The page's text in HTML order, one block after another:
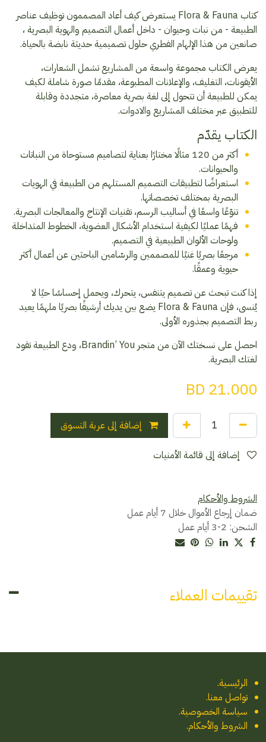
كتاب Flora & Fauna يستعرض كيف أعاد المصممون توظيف عناصر
الطبيعة - من نبات وحيوان - داخل أعمال التصميم والهوية البصرية ،
صانعين من هذا الإلهام الفطري حلول تصميمية حديثة نابضة بالحياة.
يعرض الكتاب مجموعة واسعة من المشاريع تشمل الشعارات،
الأيقونات، التغليف، والإعلانات المطبوعة، مقدمًا صورة شاملة لكيف
يمكن للطبيعة أن تتحول إلى لغة بصرية معاصرة، متجددة وقابلة
للتطبيق عبر مختلف المشاريع والادوات.
الكتاب يقدّم
أكثر من 120 مثالًا مختارًا بعناية لتصاميم مستوحاة من النباتات
والحيوانات.
استعراضًا لتطبيقات التصميم المستلهم من الطبيعة في الهويات
البصرية بمختلف تخصصاتها.
تنوّعًا واسعًا في أساليب الرسم، تقنيات الإنتاج والمعالجات البصرية.
فهمًا عمليًا لكيفية استخدام الأشكال العضوية، الخطوط المتداخلة
ولوحات الألوان الطبيعية في التصميم.
مرجعًا بصريًا غنيًا للمصممين والرسّامين الباحثين عن أعمال أكثر
حيوية وعمقًا.
إذا كنت تبحث عن تصميم يتنفس، يتحرك، ويحمل إحساسًا حيًا لا
يُنسى، فإن Flora & Fauna يضع بين يديك أرشيفًا بصريًا ملهمًا يعيد
ربط التصميم بجذوره الأولى.
احصل على نسختك الآن من متجر Brandin’ You، ودع الطبيعة تقود
لغتك البصرية.
21.000
إضافة إلى عربة التسوق
الشروط والأحكام
ضمان إرجاع الأموال خلال 7 أيام عمل
الشحن: 2-3 أيام عمل
تقييمات العملاء
الرئيسية.
تواصل معنا.
سياسة الخصوصية.
الشروط والأحكام.